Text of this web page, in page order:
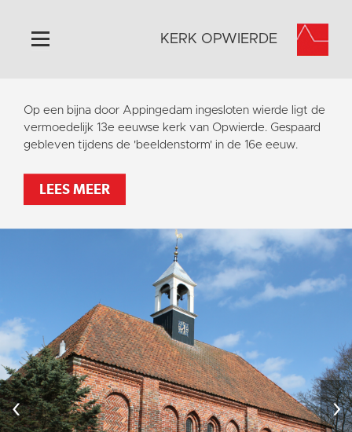
Home
Algemeen
Historie
Omgeving
Activiteiten
Steun ons
KERK OPWIERDE
Op een bijna door Appingedam ingesloten wierde ligt de
vermoedelijk 13e eeuwse kerk van Opwierde. Gespaard
gebleven tijdens de 'beeldenstorm' in de 16e eeuw.
LEES MEER
‹ ›